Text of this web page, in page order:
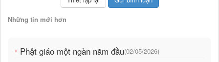
Những tin mới hơn
Phật giáo một ngàn năm đầu(02/05/2026)